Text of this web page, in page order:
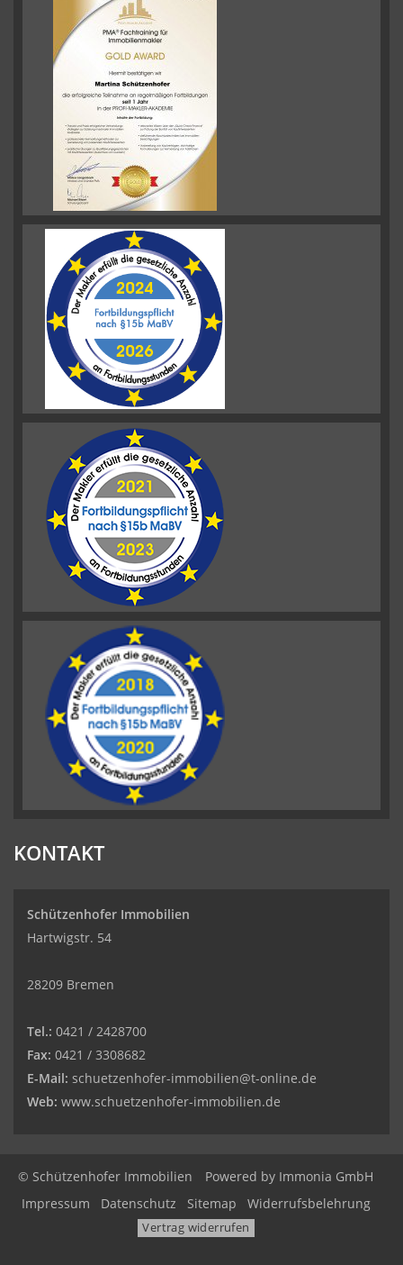
KONTAKT
Schützenhofer Immobilien
Hartwigstr. 54
28209 Bremen
Tel.: 0421 / 2428700
Fax: 0421 / 3308682
E-Mail: schuetzenhofer-immobilien@t-online.de
Web: www.schuetzenhofer-immobilien.de
© Schützenhofer Immobilien Powered by Immonia GmbH
Impressum
Datenschutz Sitemap Widerrufsbelehrung
Vertrag widerrufen